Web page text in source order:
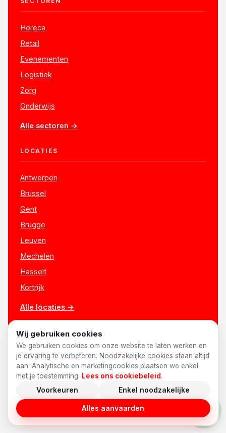
Horeca
Retail
Evenementen
Logistiek
Zorg
Onderwijs
Alle sectoren →
LOCATIES
Antwerpen
Brussel
Gent
Brugge
Leuven
Mechelen
Hasselt
Kortrijk
Alle locaties →
© 2026 AnyShift Made in Belgium ♥VacaturesPrivacy
VoorwaardenCookiesCookievoorkeuren
Wij gebruiken cookies
We gebruiken cookies om onze website te laten werken en
je ervaring te verbeteren. Noodzakelijke cookies staan altijd
aan. Analytische en marketingcookies plaatsen we enkel
met je toestemming. Lees ons cookiebeleid.
Voorkeuren Enkel noodzakelijke
Alles aanvaarden